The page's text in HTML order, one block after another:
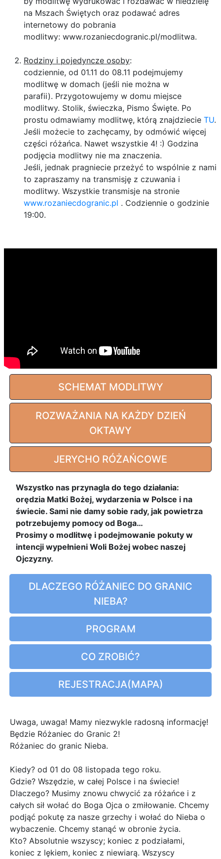
na Mszach Świętych oraz podawać adres
internetowy do pobrania
modlitwy: www.rozaniecdogranic.pl/modlitwa.
Rodziny i pojedyncze osoby:
codziennie, od 01.11 do 08.11 podejmujemy
modlitwę w domach (jeśli nie można w
parafii). Przygotowujemy w domu miejsce
modlitwy. Stolik, świeczka, Pismo Święte. Po
prostu odmawiamy modlitwę, którą znajdziecie TU.
Jeśli możecie to zachęcamy, by odmówić więcej
części różańca. Nawet wszystkie 4! :) Godzina
podjęcia modlitwy nie ma znaczenia.
Jeśli, jednak pragniecie przeżyć to wspólnie z nami
to zapraszamy na transmisję z czuwania i
modlitwy. Wszystkie transmisje na stronie
www.rozaniecdogranic.pl . Codziennie o godzinie
19:00.
SCHEMAT MODLITWY
ROZWAŻANIA NA KAŻDY DZIEŃ
OKTAWY
JERYCHO RÓŻAŃCOWE
Wszystko nas przynagla do tego działania:
orędzia Matki Bożej, wydarzenia w Polsce i na
świecie. Sami nie damy sobie rady, jak powietrza
potrzebujemy pomocy od Boga…
Prosimy o modlitwę i podejmowanie pokuty w
intencji wypełnieni Woli Bożej wobec naszej
Ojczyzny.
DLACZEGO RÓŻANIEC DO GRANIC
NIEBA?
PROGRAM
CO ZROBIĆ?
REJESTRACJA(MAPA)
Uwaga, uwaga! Mamy niezwykle radosną informację!
Będzie Różaniec do Granic 2!
Różaniec do granic Nieba.
Kiedy? od 01 do 08 listopada tego roku.
Gdzie? Wszędzie, w całej Polsce i na świecie!
Dlaczego? Musimy znowu chwycić za różańce i z
całych sił wołać do Boga Ojca o zmiłowanie. Chcemy
podjąć pokutę za nasze grzechy i wołać do Nieba o
wybaczenie. Chcemy stanąć w obronie życia.
Kto? Absolutnie wszyscy; koniec z podziałami,
koniec z lękiem, koniec z niewiarą. Wszyscy